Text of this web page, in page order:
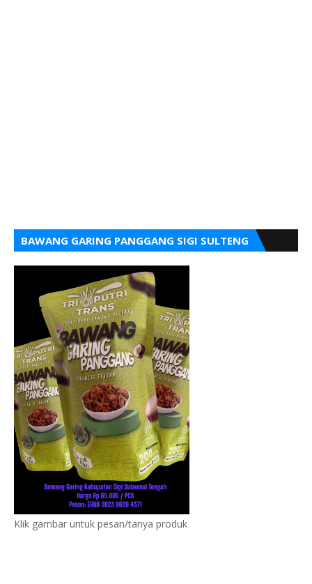
BAWANG GARING PANGGANG SIGI SULTENG
Klik gambar untuk pesan/tanya produk